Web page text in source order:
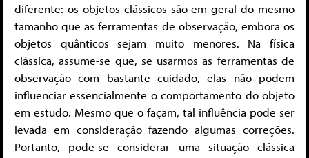
diferente: os objetos clássicos são em geral do mesmo
tamanho que as ferramentas de observação, embora os
objetos quânticos sejam muito menores. Na física
clássica, assume-se que, se usarmos as ferramentas de
observação com bastante cuidado, elas não podem
influenciar essencialmente o comportamento do objeto
em estudo. Mesmo que o façam, tal influência pode ser
levada em consideração fazendo algumas correções.
Portanto, pode-se considerar uma situação clássica